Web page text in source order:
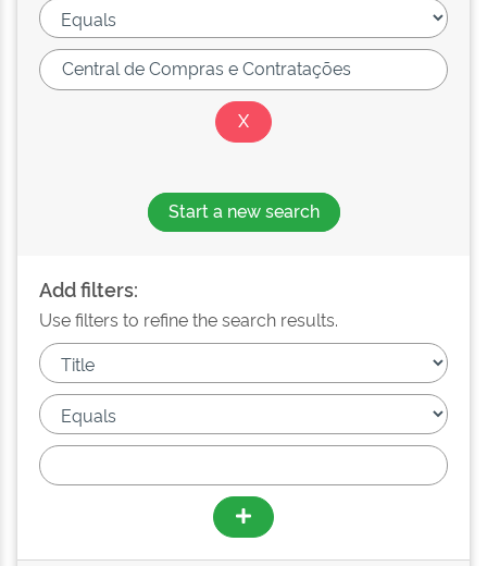
Start a new search
Add filters:
Use filters to refine the search results.